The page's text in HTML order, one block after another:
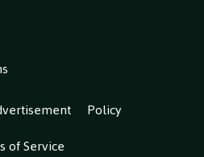
Policy
of Service